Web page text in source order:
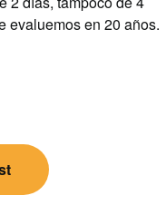
en 20 años.